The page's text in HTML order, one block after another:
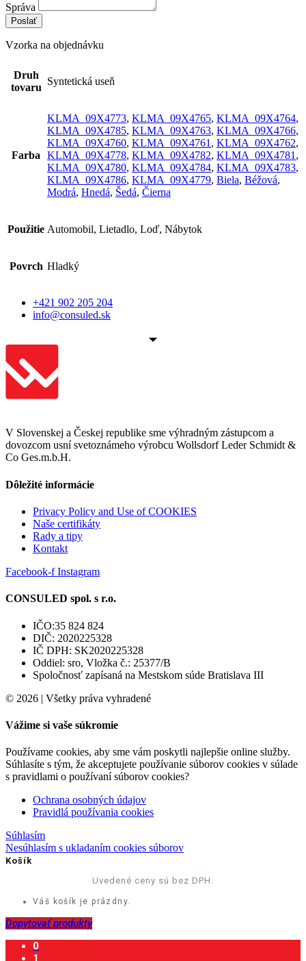
Správa
Poslať
Vzorka na objednávku
Druh
tovaru
Syntetická useň
Farba
KLMA_09X4773, KLMA_09X4765, KLMA_09X4764,
KLMA_09X4785, KLMA_09X4763, KLMA_09X4766,
KLMA_09X4760, KLMA_09X4761 , KLMA_09X4762,
KLMA_09X4778, KLMA_09X4782, KLMA_09X4781 ,
KLMA_09X4780, KLMA_09X4784, KLMA_09X4783,
KLMA_09X4786, KLMA_09X4779, Biela, Béžová,
Modrá, Hnedá, Šedá, Čierna
Použitie Automobil, Lietadlo, Loď, Nábytok
Povrch Hladký
+421 902 205 204
info@consuled.sk
V Slovenskej a Českej republike sme výhradným zástupcom a
dovozcom usní svetoznámeho výrobcu Wollsdorf Leder Schmidt &
Co Ges.m.b.H.
Dôležité informácie
Privacy Policy and Use of COOKIES
Naše certifikáty
Rady a tipy
Kontakt
Facebook-f Instagram
CONSULED spol. s r.o.
IČO:35 824 824
DIČ: 2020225328
IČ DPH: SK2020225328
Oddiel: sro, Vložka č.: 25377/B
Spoločnosť zapísaná na Mestskom súde Bratislava III
© 2026 | Všetky práva vyhradené
Vážime si vaše súkromie
Používame cookies, aby sme vám poskytli najlepšie online služby.
Súhlasíte s tým, že akceptujete používanie súborov cookies v súlade
s pravidlami o používaní súborov cookies?
Ochrana osobných údajov
Pravidlá používania cookies
Súhlasím
Nesúhlasím s ukladaním cookies súborov
Košík
Uvedené ceny sú bez DPH.
Váš košík je prázdny.
Dopytovať produkty
0
1